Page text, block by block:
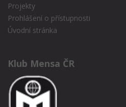
Projekty
Prohlášení o přístupnosti
Úvodní stránka
Klub Mensa ČR